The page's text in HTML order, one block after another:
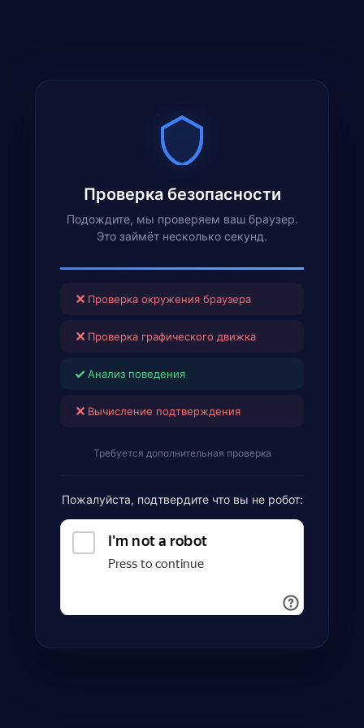
Проверка безопасности
Подождите, мы проверяем ваш браузер.
Это займёт несколько секунд.
✕ Проверка окружения браузера
✕ Проверка графического движка
✓ Анализ поведения
✕ Вычисление подтверждения
Требуется дополнительная проверка
Пожалуйста, подтвердите что вы не робот: